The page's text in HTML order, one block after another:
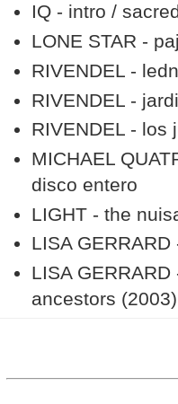
IQ - intro /
LONE STAR -
RIVENDEL -
RIVENDEL -
RIVENDEL - los
MICHAEL
disco entero
LIGHT - the
LISA
LISA
ancestors (2003)